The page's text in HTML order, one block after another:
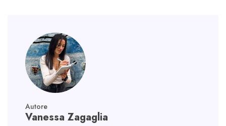
Autore
Vanessa Zagaglia